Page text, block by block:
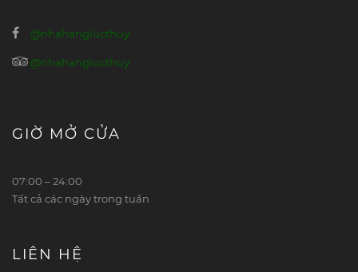
@nhahanglucthuy
@nhahanglucthuy
GIỜ MỞ CỬA
07:00 – 24:00
Tất cả các ngày trong tuần
LIÊN HỆ